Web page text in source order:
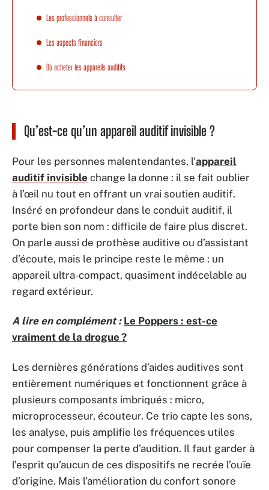
Les professionnels à consulter
Les aspects financiers
Où acheter les appareils auditifs
Qu’est-ce qu’un appareil auditif invisible ?
Pour les personnes malentendantes, l’appareil
auditif invisible change la donne : il se fait oublier
à l’œil nu tout en offrant un vrai soutien auditif.
Inséré en profondeur dans le conduit auditif, il
porte bien son nom : difficile de faire plus discret.
On parle aussi de prothèse auditive ou d’assistant
d’écoute, mais le principe reste le même : un
appareil ultra-compact, quasiment indécelable au
regard extérieur.
A lire en complément : Le Poppers : est-ce
vraiment de la drogue ?
Les dernières générations d’aides auditives sont
entièrement numériques et fonctionnent grâce à
plusieurs composants imbriqués : micro,
microprocesseur, écouteur. Ce trio capte les sons,
les analyse, puis amplifie les fréquences utiles
pour compenser la perte d’audition. Il faut garder à
l’esprit qu’aucun de ces dispositifs ne recrée l’ouïe
d’origine. Mais l’amélioration du confort sonore